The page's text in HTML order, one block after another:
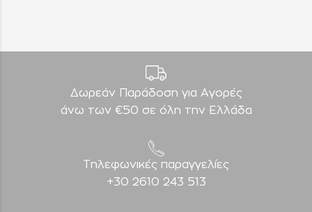
Δωρεάν Παράδοση για Aγορές
άνω των €50 σε όλη την Ελλάδα
Τηλεφωνικές παραγγελίες
+30 2610 243 513